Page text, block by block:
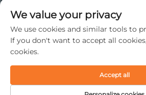
+86-
[email
ลิขสิทธิ์ © 2025 Changsha Beto New
Ltd. สงวนสิทธิ์ทั้งหมด นโยบายความเป็นส่วน
We value your privacy
We use cookies and similar tools to
If you don't want to accept all
cookies.
Accept all